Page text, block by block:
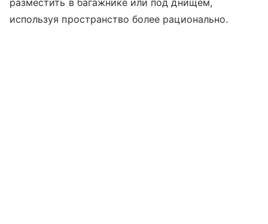
разместить в багажнике или под днищем,
используя пространство более рационально.